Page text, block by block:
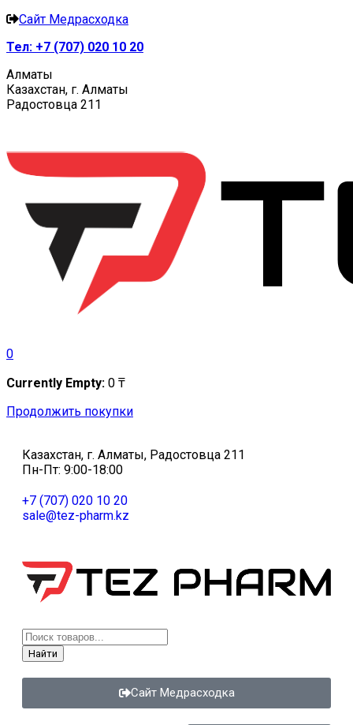
Сайт Медрасходка
Тел: +7 (707) 020 10 20
Алматы
Казахстан, г. Алматы
Радостовца 211
0
Currently Empty: 0 ₸
Продолжить покупки
Казахстан, г. Алматы, Радостовца 211
Пн-Пт: 9:00-18:00
+7 (707) 020 10 20
sale@tez-pharm.kz
Найти
Сайт Медрасходка